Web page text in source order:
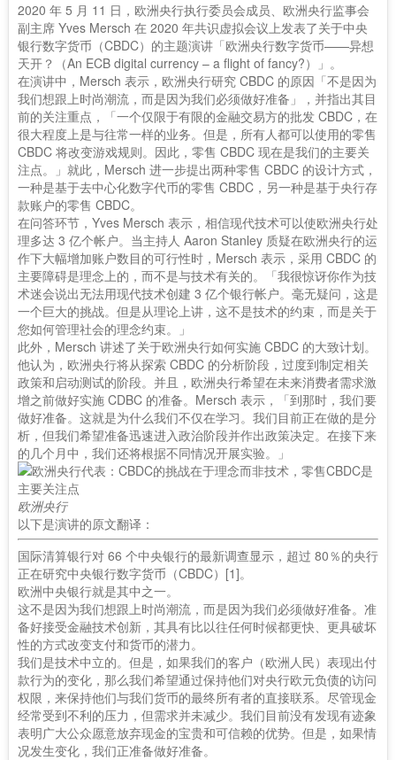
2020 年 5 月 11 日，欧洲央行执行委员会成员、欧洲央行监事会
副主席 Yves Mersch 在 2020 年共识虚拟会议上发表了关于中央
银行数字货币（CBDC）的主题演讲「欧洲央行数字货币——异想
天开？（An ECB digital currency – a flight of fancy?）」。
在演讲中，Mersch 表示，欧洲央行研究 CBDC 的原因「不是因为
我们想跟上时尚潮流，而是因为我们必须做好准备」，并指出其目
前的关注重点，「一个仅限于有限的金融交易方的批发 CBDC，在
很大程度上是与往常一样的业务。但是，所有人都可以使用的零售
CBDC 将改变游戏规则。因此，零售 CBDC 现在是我们的主要关
注点。」就此，Mersch 进一步提出两种零售 CBDC 的设计方式，
一种是基于去中心化数字代币的零售 CBDC，另一种是基于央行存
款账户的零售 CBDC。
在问答环节，Yves Mersch 表示，相信现代技术可以使欧洲央行处
理多达 3 亿个帐户。当主持人 Aaron Stanley 质疑在欧洲央行的运
作下大幅增加账户数目的可行性时，Mersch 表示，采用 CBDC 的
主要障碍是理念上的，而不是与技术有关的。「我很惊讶你作为技
术迷会说出无法用现代技术创建 3 亿个银行帐户。毫无疑问，这是
一个巨大的挑战。但是从理论上讲，这不是技术的约束，而是关于
您如何管理社会的理念约束。」
此外，Mersch 讲述了关于欧洲央行如何实施 CBDC 的大致计划。
他认为，欧洲央行将从探索 CBDC 的分析阶段，过度到制定相关
政策和启动测试的阶段。并且，欧洲央行希望在未来消费者需求激
增之前做好实施 CDBC 的准备。Mersch 表示，「到那时，我们要
做好准备。这就是为什么我们不仅在学习。我们目前正在做的是分
析，但我们希望准备迅速进入政治阶段并作出政策决定。在接下来
的几个月中，我们还将根据不同情况开展实验。」
欧洲央行
以下是演讲的原文翻译：
国际清算银行对 66 个中央银行的最新调查显示，超过 80％的央行
正在研究中央银行数字货币（CBDC）[1]。
欧洲中央银行就是其中之一。
这不是因为我们想跟上时尚潮流，而是因为我们必须做好准备。准
备好接受金融技术创新，其具有比以往任何时候都更快、更具破坏
性的方式改变支付和货币的潜力。
我们是技术中立的。但是，如果我们的客户（欧洲人民）表现出付
款行为的变化，那么我们希望通过保持他们对央行欧元负债的访问
权限，来保持他们与我们货币的最终所有者的直接联系。尽管现金
经常受到不利的压力，但需求并未减少。我们目前没有发现有迹象
表明广大公众愿意放弃现金的宝贵和可信赖的优势。但是，如果情
况发生变化，我们正准备做好准备。